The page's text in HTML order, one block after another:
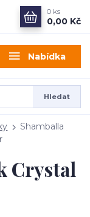
Nabídka
Hledat
0 ks
0,00 Kč
Shamballa
Crystal